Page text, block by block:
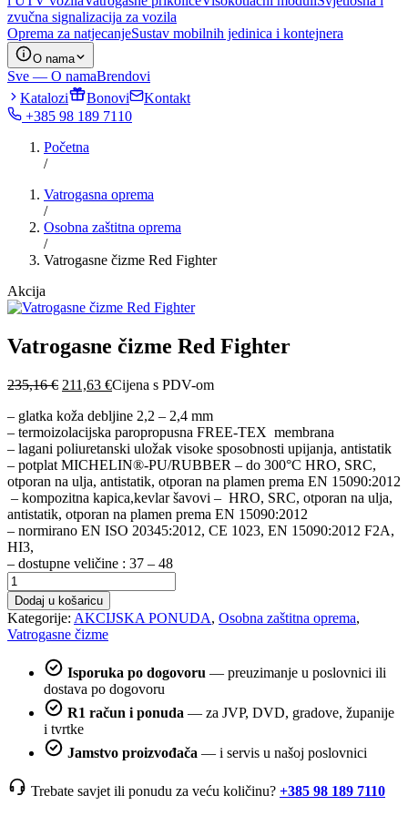
zvučna signalizacija za vozila
Oprema za natjecanjeSustav mobilnih jedinica i kontejnera
O nama
Sve — O namaBrendovi
Katalozi
Bonovi
Kontakt
+385 98 189 7110
Početna
/
Vatrogasna oprema
/
Osobna zaštitna oprema
/
Vatrogasne čizme Red Fighter
Akcija
Vatrogasne čizme Red Fighter
235,16€ Izvorna
bila
je:
235,16 €.
211,63 €Trenutna
je:
211,63 €.
Cijena s PDV-om
– glatka koža debljine 2,2 – 2,4 mm
– termoizolacijska paropropusna FREE-TEX membrana
– lagani poliuretanski uložak visoke sposobnosti upijanja, antistatik
– potplat MICHELIN®-PU/RUBBER – do 300°C HRO, SRC,
otporan na ulja, antistatik, otporan na plamen prema EN 15090:2012
– kompozitna kapica,kevlar šavovi – HRO, SRC, otporan na ulja,
antistatik, otporan na plamen prema EN 15090:2012
– normirano EN ISO 20345:2012, CE 1023, EN 15090:2012 F2A,
HI3,
– dostupne veličine : 37 – 48
Vatrogasne
čizme
Red
Fighter
količina
Dodaj u košaricu
Kategorije: AKCIJSKA PONUDA, Osobna zaštitna oprema,
Vatrogasne čizme
Isporuka po dogovoru — preuzimanje u poslovnici ili
dostava po dogovoru
R1 račun i ponuda — za JVP, DVD, gradove, županije
i tvrtke
Jamstvo proizvođača — i servis u našoj poslovnici
Trebate savjet ili ponudu za veću količinu? +385 98 189 7110